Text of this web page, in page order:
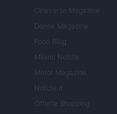
Cineverse Magazine
Donne Magazine
Food Blog
Milano Notizie
Motor Magazine
Notizie.it
Offerte Shopping